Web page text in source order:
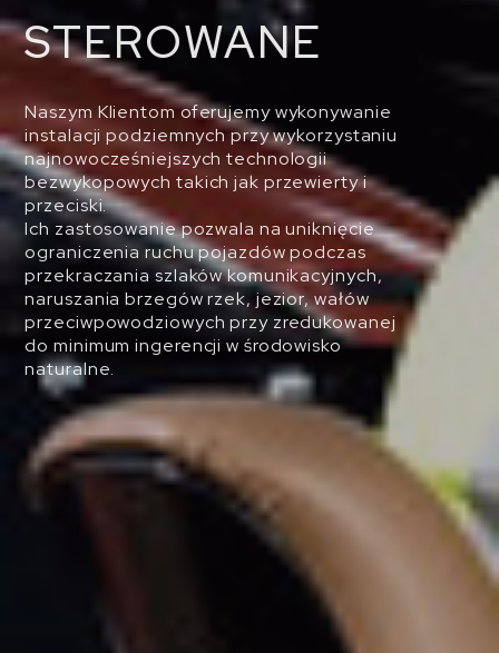
STEROWANE
Naszym Klientom oferujemy wykonywanie
instalacji podziemnych przy wykorzystaniu
najnowocześniejszych technologii
bezwykopowych takich jak przewierty i
przeciski.
Ich zastosowanie pozwala na uniknięcie
ograniczenia ruchu pojazdów podczas
przekraczania szlaków komunikacyjnych,
naruszania brzegów rzek, jezior, wałów
przeciwpowodziowych przy zredukowanej
do minimum ingerencji w środowisko
naturalne.